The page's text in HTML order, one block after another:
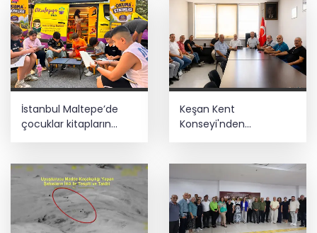
İstanbul Maltepe’de
çocuklar kitapların
renkli dünyasında
Keşan Kent
Konseyi'nden
muhtarlara nezaket